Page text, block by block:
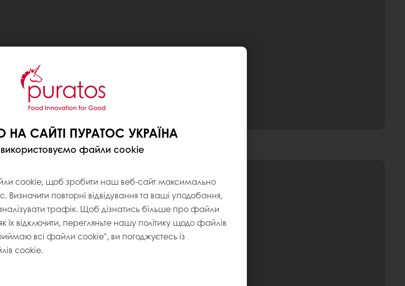
НА САЙТІ ПУРАТОС УКРАЇНА
файли cookie
cookie, щоб зробити наш веб-сайт максимально
Визначити повторні відвідування та ваші уподобання,
трафік. Щоб дізнатись більше про файли
відключити, перегляньте нашу політику щодо файлів
всі файли cookie", ви погоджуєтесь із
cookie.